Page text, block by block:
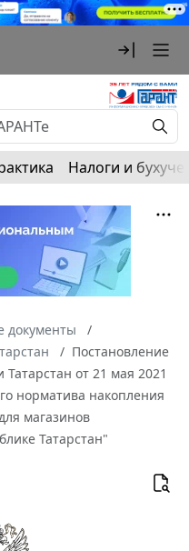
Налоги и
документы
Постановление
от 21 мая 2021
норматива накопления
магазинов
Татарстан"